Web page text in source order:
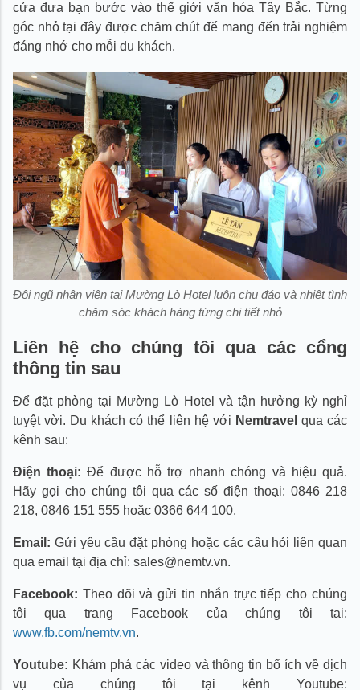
cửa đưa bạn bước vào thế giới văn hóa Tây Bắc. Từng
góc nhỏ tại đây được chăm chút để mang đến trải nghiệm
đáng nhớ cho mỗi du khách.
Đội ngũ nhân viên tại Mường Lò Hotel luôn chu đáo và nhiệt tình
chăm sóc khách hàng từng chi tiết nhỏ
Liên hệ cho chúng tôi qua các cổng
thông tin sau
Để đặt phòng tại Mường Lò Hotel và tận hưởng kỳ nghỉ
tuyệt vời. Du khách có thể liên hệ với Nemtravel qua các
kênh sau:
Điện thoại: Để được hỗ trợ nhanh chóng và hiệu quả.
Hãy gọi cho chúng tôi qua các số điện thoại: 0846 218
218, 0846 151 555 hoặc 0366 644 100.
Email: Gửi yêu cầu đặt phòng hoặc các câu hỏi liên quan
qua email tại địa chỉ: sales@nemtv.vn.
Facebook: Theo dõi và gửi tin nhắn trực tiếp cho chúng
tôi qua trang Facebook của chúng tôi tại:
www.fb.com/nemtv.vn.
Youtube: Khám phá các video và thông tin bổ ích về dịch
vụ của chúng tôi tại kênh Youtube: